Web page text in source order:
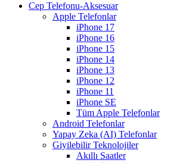
Cep Telefonu-Aksesuar
Apple Telefonlar
iPhone 17
iPhone 16
iPhone 15
iPhone 14
iPhone 13
iPhone 12
iPhone 11
iPhone SE
Tüm Apple Telefonlar
Android Telefonlar
Yapay Zeka (AI) Telefonlar
Giyilebilir Teknolojiler
Akıllı Saatler